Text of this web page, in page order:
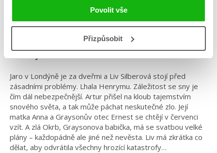
Povolit vše
Přizpůsobit
Poslední díl napínavé snové trilogie od bestselerové
autorky Kerstin Gierové!
Jaro v Londýně je za dveřmi a Liv Silberová stojí před
zásadními problémy. Lhala Henrymu. Záležitost se sny je
čím dál nebezpečnější. Artur přišel na kloub tajemstvím
snového světa, a tak může páchat neskutečné zlo. Její
matka Anna a Graysonův otec Ernest se chtějí v červenci
vzít. A zlá Okrb, Graysonova babička, má se svatbou velké
plány – každopádně ale jiné než nevěsta. Liv má zkrátka co
dělat, aby odvrátila všechny hrozící katastrofy…